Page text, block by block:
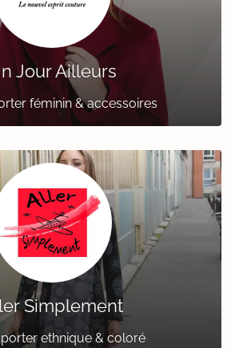
Jour Ailleurs
féminin & accessoires
Simplement
ethnique & coloré